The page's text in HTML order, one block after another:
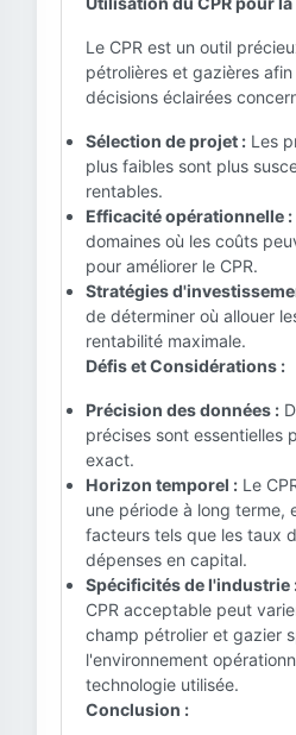
Le CPR est un outil
pétrolières et gazières
décisions éclairées
Sélection de projet : Les
plus faibles sont plus
rentables.
Efficacité opérationnelle :
domaines où les coûts
pour améliorer le CPR.
Stratégies
de déterminer où allouer
rentabilité maximale.
Défis et Considérations :
Précision des données :
précises sont essentielles
exact.
Horizon temporel : Le
une période à long terme,
facteurs tels que les taux
dépenses en capital.
Spécificités de l'industrie
CPR acceptable peut
champ pétrolier et gazier
l'environnement
technologie utilisée.
Conclusion :